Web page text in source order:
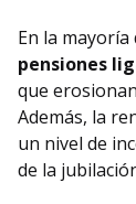
En la mayoría
pensiones
que
Además, la
un nivel de
de la